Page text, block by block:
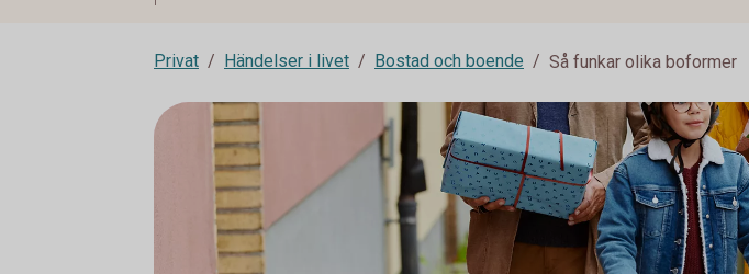
Privat Händelser i livet Bostad och boende Så funkar olika boformer